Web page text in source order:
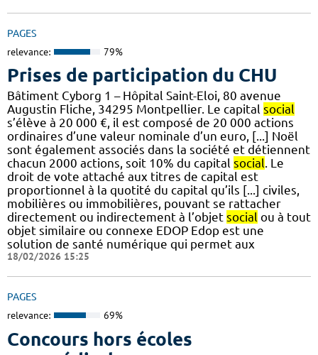
PAGES
relevance: 79%
Prises de participation du CHU
Bâtiment Cyborg 1 – Hôpital Saint-Eloi, 80 avenue
Augustin Fliche, 34295 Montpellier. Le capital social
s’élève à 20 000 €, il est composé de 20 000 actions
ordinaires d’une valeur nominale d’un euro, [...] Noël
sont également associés dans la société et détiennent
chacun 2000 actions, soit 10% du capital social. Le
droit de vote attaché aux titres de capital est
proportionnel à la quotité du capital qu’ils [...] civiles,
mobilières ou immobilières, pouvant se rattacher
directement ou indirectement à l’objet social ou à tout
objet similaire ou connexe EDOP Edop est une
solution de santé numérique qui permet aux
18/02/2026 15:25
PAGES
relevance: 69%
Concours hors écoles